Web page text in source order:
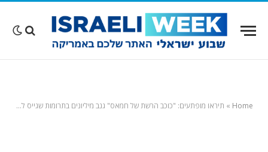
Home
» תיראו מופתעים: "כוכב הרשת של חמאס" גנב מיליונים בתרומות שגייס לעזתים; כך פאפו הפך למיליונר בקליק